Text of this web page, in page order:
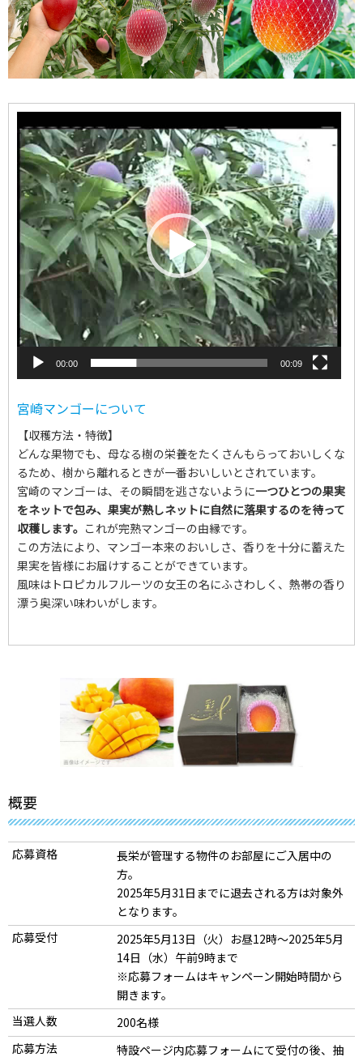
画
プ
レ
ー
ヤ
ー
00:00 00:09
宮崎マンゴーについて
【収穫方法・特徴】
どんな果物でも、母なる樹の栄養をたくさんもらっておいしくな
るため、樹から離れるときが一番おいしいとされています。
宮崎のマンゴーは、その瞬間を逃さないように一つひとつの果実
をネットで包み、果実が熟しネットに自然に落果するのを待って
収穫します。 これが完熟マンゴーの由縁です。
この方法により、マンゴー本来のおいしさ、香りを十分に蓄えた
果実を皆様にお届けすることができています。
風味はトロピカルフルーツの女王の名にふさわしく、熱帯の香り
漂う奥深い味わいがします。
概要
応募資格
長栄が管理する物件のお部屋にご入居中の
方。
2025年5月31日までに退去される方は対象外
となります。
応募受付
2025年5月13日（火）お昼12時～2025年5月
14日（水）午前9時まで
※応募フォームはキャンペーン開始時間から
開きます。
当選人数
200名様
応募方法
特設ページ内応募フォームにて受付の後、抽